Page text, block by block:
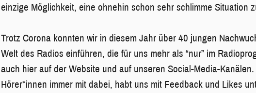
einzige Möglichkeit, eine ohnehin schon sehr schlimme Situation
Trotz Corona konnten wir in diesem Jahr über 40 jungen
Welt des Radios einführen, die für uns mehr als “nur” im
auch hier auf der Website und auf unseren Social-Media-
Hörer*innen immer mit dabei, habt uns mit Feedback und Likes